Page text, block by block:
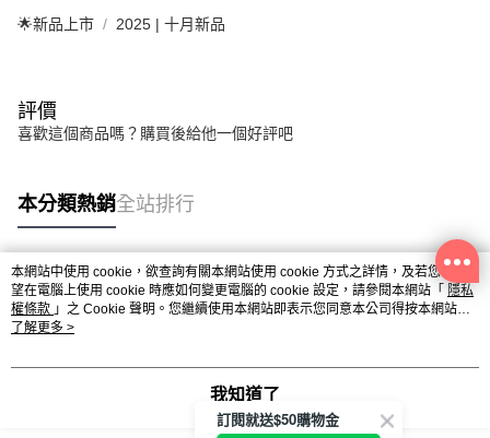
🌟新品上市 2025 | 十月新品
評價
喜歡這個商品嗎？購買後給他一個好評吧
本分類熱銷全站排行
熱門標籤
本網站中使用 cookie，欲查詢有關本網站使用 cookie 方式之詳情，及若您不希
望在電腦上使用 cookie 時應如何變更電腦的 cookie 設定，請參閱本網站「 隱私
權條款 」之 Cookie 聲明。您繼續使用本網站即表示您同意本公司得按本網站使
用條款之 Cookie 聲明使用 cookie。
了解更多 >
我知道了
訂閱就送$50購物金